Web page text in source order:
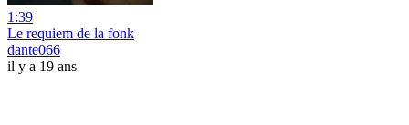
1:39
Le requiem de la fonk
dante066
il y a 19 ans